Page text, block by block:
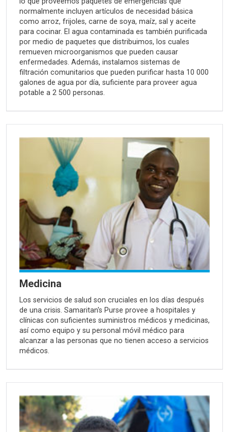
normalmente incluyen artículos de necesidad básica
como arroz, frijoles, carne de soya, maíz, sal y aceite
para cocinar. El agua contaminada es también purificada
por medio de paquetes que distribuimos, los cuales
remueven microorganismos que pueden causar
enfermedades. Además, instalamos sistemas de
filtración comunitarios que pueden purificar hasta 10 000
galones de agua por día, suficiente para proveer agua
potable a 2 500 personas.
Medicina
Los servicios de salud son cruciales en los días después
de una crisis. Samaritan's Purse provee a hospitales y
clínicas con suficientes suministros médicos y medicinas,
así como equipo y su personal móvil médico para
alcanzar a las personas que no tienen acceso a servicios
médicos.